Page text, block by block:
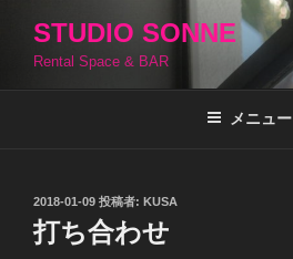
ン
STUDIO SONNE
Rental Space & BAR
メニュー
投
稿
日:
2018-01-09 投稿者: KUSA
打ち合わせ